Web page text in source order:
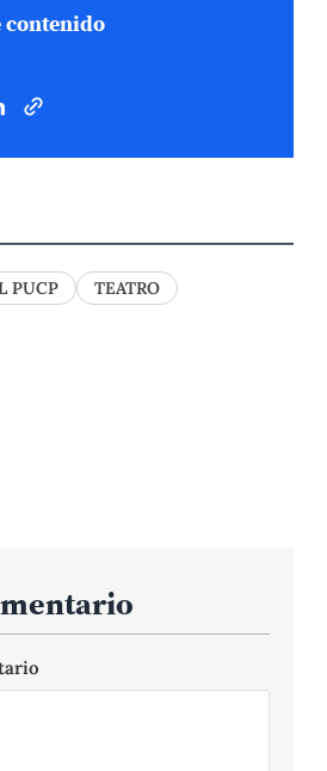
contenido
PUCP TEATRO